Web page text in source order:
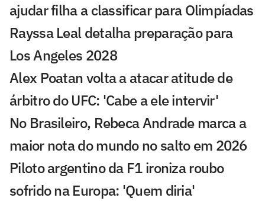
ajudar filha a classificar para Olimpíadas
Rayssa Leal detalha preparação para
Los Angeles 2028
Alex Poatan volta a atacar atitude de
árbitro do UFC: 'Cabe a ele intervir'
No Brasileiro, Rebeca Andrade marca a
maior nota do mundo no salto em 2026
Piloto argentino da F1 ironiza roubo
sofrido na Europa: 'Quem diria'